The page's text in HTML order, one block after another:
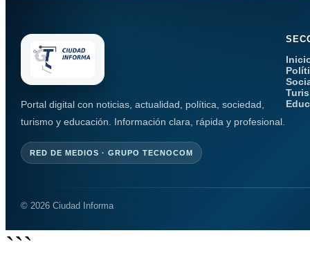
Portal digital con noticias, actualidad, política, sociedad,
turismo y educación. Información clara, rápida y profesional.
RED DE MEDIOS · GRUPO TECNOCOM
© 2026 Ciudad Informa
```